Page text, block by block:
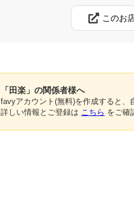
このお
「田楽」の関係者様へ
favyアカウント(無料)を作成すると、
詳しい情報とご登録は こちら をご確